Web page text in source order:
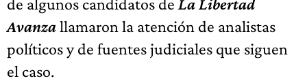
de algunos candidatos de La Libertad
Avanzallamaron la atención de analistas
políticos y de fuentes judiciales que siguen
el caso.